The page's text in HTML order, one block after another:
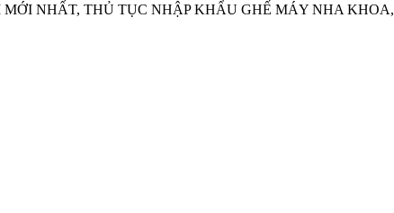
NHẤT, THỦ TỤC NHẬP KHẨU GHẾ MÁY NHA KHOA,